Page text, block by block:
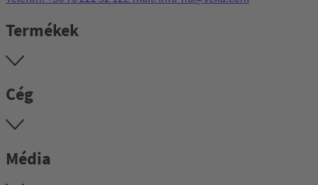
Termékek
Cég
Média